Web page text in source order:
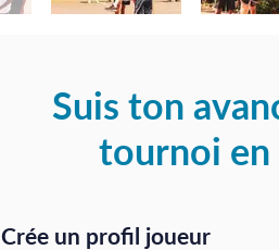
Suis ton
tournoi en
Crée un profil joueur